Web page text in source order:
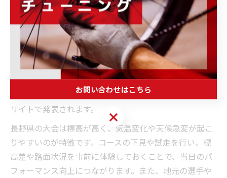
長野県トライアスロン大会の参加ポイント
長野県で開催されるトライアスロン大会は、諏訪湖や茅
野市など自然と観光資源を活かしたコースが魅力です。
参加前には「コースの特徴」「気候」「交通アクセス」
「参加人数」などをよく調べておきましょう。特に諏訪
湖トライアスロンは毎年多くの選手が集まり、2025年エ
ントリー情報や2024年の開催日程・リザルトも大会公式
サイトで発表されます。
長野県の大会は標高が高く、気温変化や天候急変が起こ
りやすいのが特徴です。コースの下見や試走を行い、標
高差や路面状況を事前に体験しておくことで、当日のパ
フォーマンス向上につながります。また、地元の選手や
お問い合わせはこちら
お問い合わせはこちら